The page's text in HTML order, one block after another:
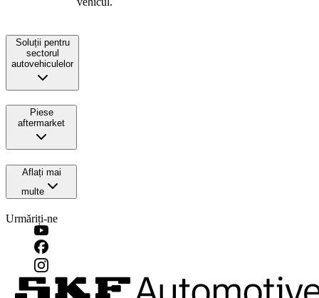
Soluții pentru
sectorul
autovehiculelor
Piese
aftermarket
Aflați mai
multe
Urmăriți-ne